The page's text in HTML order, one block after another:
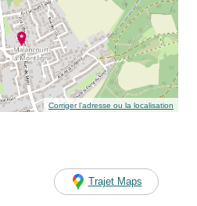
Corriger l’adresse ou la localisation
Trajet Maps